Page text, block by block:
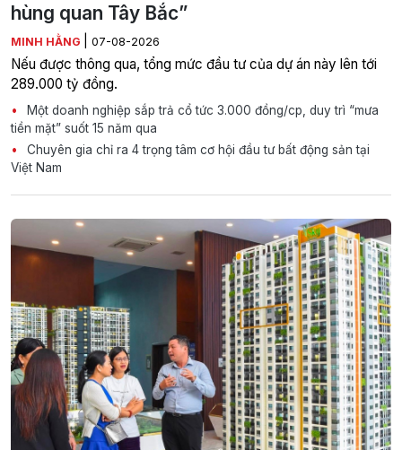
hùng quan Tây Bắc”
MINH HẰNG 07-08-2026
Nếu được thông qua, tổng mức đầu tư của dự án này lên tới
289.000 tỷ đồng.
Một doanh nghiệp sắp trả cổ tức 3.000 đồng/cp, duy trì “mưa
tiền mặt” suốt 15 năm qua
Chuyên gia chỉ ra 4 trọng tâm cơ hội đầu tư bất động sản tại
Việt Nam